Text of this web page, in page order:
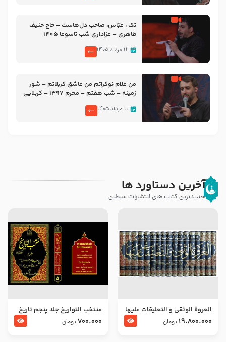
تک ، عبّاس، صاحب دل‌هاست – حاج حنیف
طاهری – عزاداری شب تاسوعا 1405
۱۲ مرداد ۱۴۰۵
من غلام نوکراتم من عاشق کربلاتم – شور
زمینه – شب هفتم – محرم 1397 – کربلایی
۱۱ مرداد ۱۴۰۵
آخرین دستاورد ها
جدیدترین کتاب های انتشارات سبطین
العروة الوثقى و التعليقات عليها
– طرح جدید
19.800.000 تومان
منتخب التواریخ جلد پنجم تاریخ
امام جعفر صادق و امام موسی
700.000 تومان